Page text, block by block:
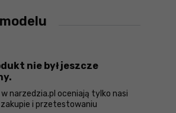
nie był jeszcze
narzedzia.pl oceniają tylko nasi
zakupie i przetestowaniu